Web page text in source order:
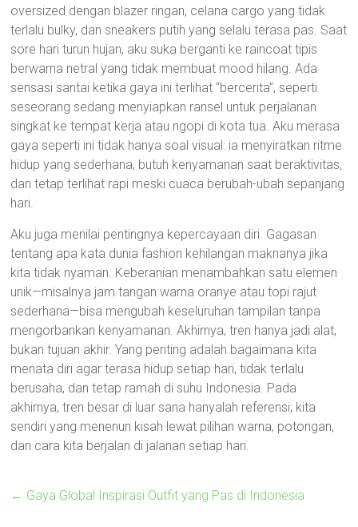
oversized dengan blazer ringan, celana cargo yang tidak
terlalu bulky, dan sneakers putih yang selalu terasa pas. Saat
sore hari turun hujan, aku suka berganti ke raincoat tipis
berwarna netral yang tidak membuat mood hilang. Ada
sensasi santai ketika gaya ini terlihat “bercerita”, seperti
seseorang sedang menyiapkan ransel untuk perjalanan
singkat ke tempat kerja atau ngopi di kota tua. Aku merasa
gaya seperti ini tidak hanya soal visual: ia menyiratkan ritme
hidup yang sederhana, butuh kenyamanan saat beraktivitas,
dan tetap terlihat rapi meski cuaca berubah-ubah sepanjang
hari.
Aku juga menilai pentingnya kepercayaan diri. Gagasan
tentang apa kata dunia fashion kehilangan maknanya jika
kita tidak nyaman. Keberanian menambahkan satu elemen
unik—misalnya jam tangan warna oranye atau topi rajut
sederhana—bisa mengubah keseluruhan tampilan tanpa
mengorbankan kenyamanan. Akhirnya, tren hanya jadi alat,
bukan tujuan akhir. Yang penting adalah bagaimana kita
menata diri agar terasa hidup setiap hari, tidak terlalu
berusaha, dan tetap ramah di suhu Indonesia. Pada
akhirnya, tren besar di luar sana hanyalah referensi; kita
sendiri yang menenun kisah lewat pilihan warna, potongan,
dan cara kita berjalan di jalanan setiap hari.
← Gaya Global Inspirasi Outfit yang Pas di Indonesia